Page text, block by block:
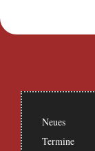
Neues
Termine